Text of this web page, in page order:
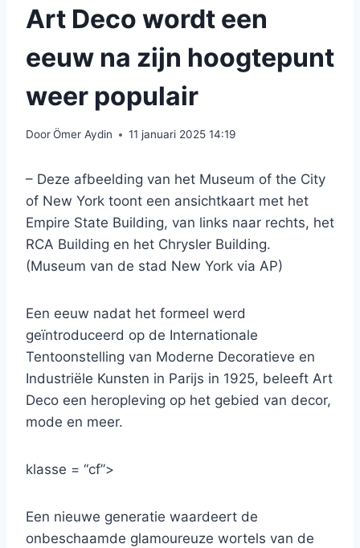
Art Deco wordt een
eeuw na zijn hoogtepunt
weer populair
DoorÖmer Aydin 11 januari 2025 14:19
– Deze afbeelding van het Museum of the City
of New York toont een ansichtkaart met het
Empire State Building, van links naar rechts, het
RCA Building en het Chrysler Building.
(Museum van de stad New York via AP)
Een eeuw nadat het formeel werd
geïntroduceerd op de Internationale
Tentoonstelling van Moderne Decoratieve en
Industriële Kunsten in Parijs in 1925, beleeft Art
Deco een heropleving op het gebied van decor,
mode en meer.
klasse = “cf”>
Een nieuwe generatie waardeert de
onbeschaamde glamoureuze wortels van de